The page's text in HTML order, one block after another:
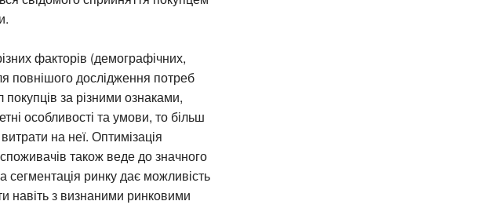
факторів (демографічних,
повнішого дослідження потреб
покупців за різними ознаками,
особливості та умови, то більш
на неї. Оптимізація
також веде до значного
ринку дає можливість
навіть з визнаними ринковими